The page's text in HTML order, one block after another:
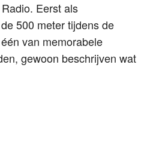
Eerst als
500 meter tijdens de
van memorabele
gewoon beschrijven wat